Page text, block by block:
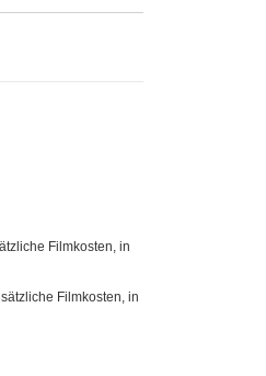
Filmkosten, in
Filmkosten, in